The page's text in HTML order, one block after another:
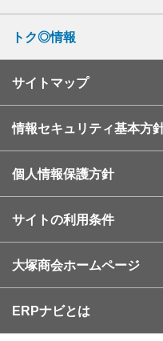
トク◎情報
サイトマップ
情報セキュリティ基本方
個人情報保護方針
サイトの利用条件
大塚商会ホームページ
ERPナビとは